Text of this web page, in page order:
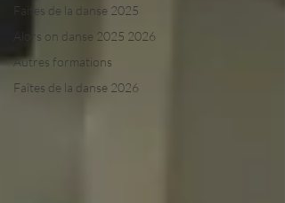
Faites de la danse 2025
Alors on danse 2025 2026
Autres formations
Faîtes de la danse 2026